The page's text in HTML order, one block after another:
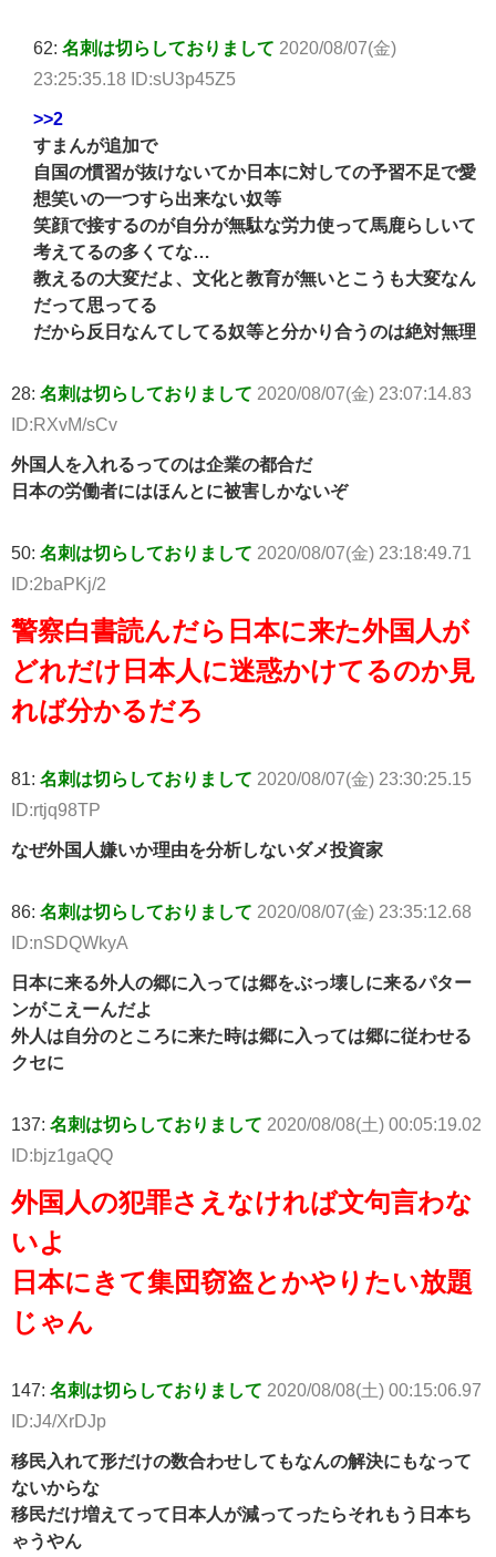
62: 名刺は切らしておりまして 2020/08/07(金)
23:25:35.18 ID:sU3p45Z5
>>2
すまんが追加で
自国の慣習が抜けないてか日本に対しての予習不足で愛
想笑いの一つすら出来ない奴等
笑顔で接するのが自分が無駄な労力使って馬鹿らしいて
考えてるの多くてな…
教えるの大変だよ、文化と教育が無いとこうも大変なん
だって思ってる
だから反日なんてしてる奴等と分かり合うのは絶対無理
28: 名刺は切らしておりまして 2020/08/07(金) 23:07:14.83
ID:RXvM/sCv
外国人を入れるってのは企業の都合だ
日本の労働者にはほんとに被害しかないぞ
50: 名刺は切らしておりまして 2020/08/07(金) 23:18:49.71
ID:2baPKj/2
警察白書読んだら日本に来た外国人が
どれだけ日本人に迷惑かけてるのか見
れば分かるだろ
81: 名刺は切らしておりまして 2020/08/07(金) 23:30:25.15
ID:rtjq98TP
なぜ外国人嫌いか理由を分析しないダメ投資家
86: 名刺は切らしておりまして 2020/08/07(金) 23:35:12.68
ID:nSDQWkyA
日本に来る外人の郷に入っては郷をぶっ壊しに来るパター
ンがこえーんだよ
外人は自分のところに来た時は郷に入っては郷に従わせる
クセに
137: 名刺は切らしておりまして 2020/08/08(土) 00:05:19.02
ID:bjz1gaQQ
外国人の犯罪さえなければ文句言わな
いよ
日本にきて集団窃盗とかやりたい放題
じゃん
147: 名刺は切らしておりまして 2020/08/08(土) 00:15:06.97
ID:J4/XrDJp
移民入れて形だけの数合わせしてもなんの解決にもなって
ないからな
移民だけ増えてって日本人が減ってったらそれもう日本ち
ゃうやん